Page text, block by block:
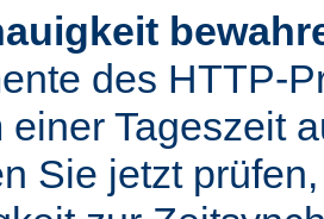
des HTTP-
einer Tageszeit
Sie jetzt